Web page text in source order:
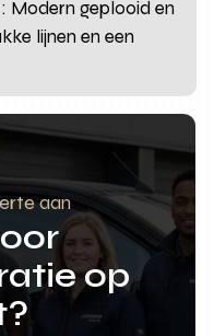
: Modern geplooid en
lijnen en een
aan
op